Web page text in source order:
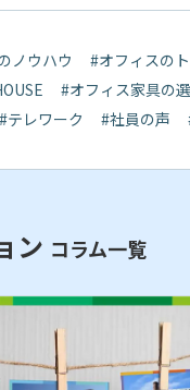
ノウハウ #オフィスの
#オフィス家具の
#テレワーク #社員の声
ン コラム一覧